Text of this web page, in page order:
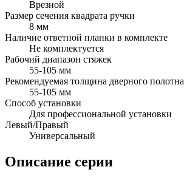
Врезной
Размер сечения квадрата ручки
8 мм
Наличие ответной планки в комплекте
Не комплектуется
Рабочий диапазон стяжек
55-105 мм
Рекомендуемая толщина дверного полотна
55-105 мм
Способ установки
Для профессиональной установки
Левый/Правый
Универсальный
Описание серии